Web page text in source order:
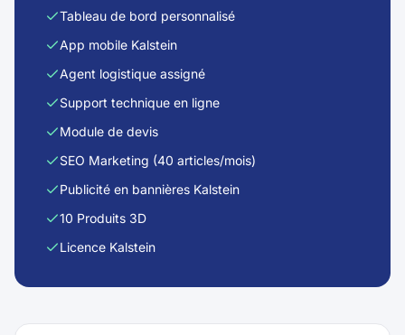
Tableau de bord personnalisé
App mobile Kalstein
Agent logistique assigné
Support technique en ligne
Module de devis
SEO Marketing (40 articles/mois)
Publicité en bannières Kalstein
10 Produits 3D
Licence Kalstein